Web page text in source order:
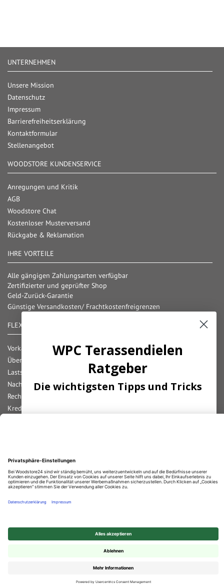
UNTERNEHMEN
Unsere Mission
Datenschutz
Impressum
Barrierefreiheitserklärung
Kontaktformular
Stellenangebot
WOODSTORE KUNDENSERVICE
Anregungen und Kritik
AGB
Woodstore Chat
Kostenloser Musterversand
Rückgabe & Reklamation
IHRE VORTEILE
Alle gängigen Zahlungsarten verfügbar
Zertifizierter und geprüfter Shop
Geld-Zurück-Garantie
Günstige Versandkosten/ Frachtkostenfreigrenzen
FLEXIBLE ZAHLUNG
Vorkasse
Überweisung
Lastschrift
Nachnahme
Rechnung
Kreditkarte
Durchschnittliche Bewertung vonWoodstore GmbH & Co KG
© 2025 Woodstore GmbH & Co. KG
WPC Terassendielen
Ratgeber
Die wichtigsten Tipps und Tricks
ANMELDEN